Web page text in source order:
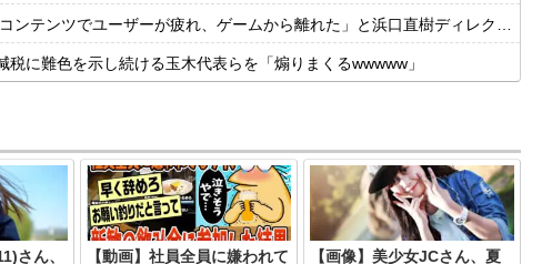
ーザーが疲れ、ゲームから離れた」と浜口直樹ディレクターが公式インタビューで告白
に難色を示し続ける玉木代表らを「煽りまくるwwwww」
さん、 【動画】社員全員に嫌われて 【画像】美少女JCさん、夏